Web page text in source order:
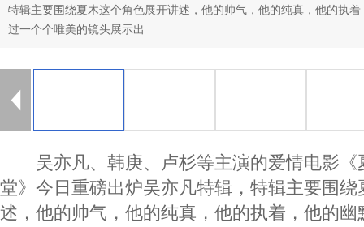
特辑主要围绕夏木这个角色展开讲述，他的帅气，他的纯真，他的执
过一个个唯美的镜头展示出
吴亦凡、韩庚、卢杉等主演的爱情电影《
堂》今日重磅出炉吴亦凡特辑，特辑主要围
述，他的帅气，他的纯真，他的执着，他的